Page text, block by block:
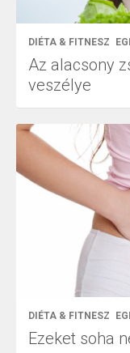
DIÉTA & FITNESZ
Az alacsony
veszélye
DIÉTA & FITNESZ
Ezeket soha